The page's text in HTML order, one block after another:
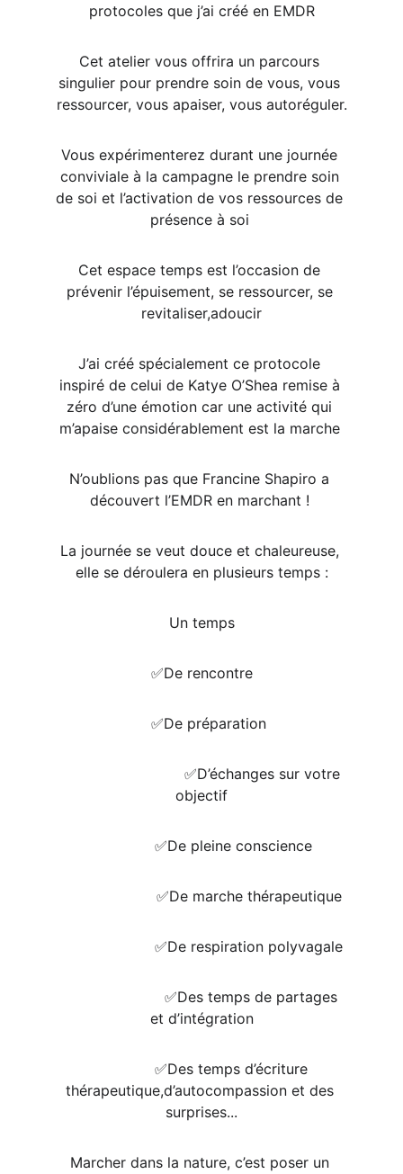
protocoles que j’ai créé en EMDR
Cet atelier vous offrira un parcours
singulier pour prendre soin de vous, vous
ressourcer, vous apaiser, vous autoréguler.
Vous expérimenterez durant une journée
conviviale à la campagne le prendre soin
de soi et l’activation de vos ressources de
présence à soi
Cet espace temps est l’occasion de
prévenir l’épuisement, se ressourcer, se
revitaliser,adoucir
J’ai créé spécialement ce protocole
inspiré de celui de Katye O’Shea remise à
zéro d’une émotion car une activité qui
m’apaise considérablement est la marche
N’oublions pas que Francine Shapiro a
découvert l’EMDR en marchant !
La journée se veut douce et chaleureuse,
elle se déroulera en plusieurs temps :
Un temps
✅️De rencontre
    ✅️De préparation
objectif
              ✅️De pleine conscience
                      ✅️De marche thérapeutique
                     ✅️De respiration polyvagale
et d’intégration
thérapeutique,d’autocompassion et des
surprises...
Marcher dans la nature, c’est poser un